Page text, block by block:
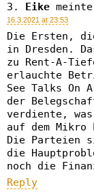
Eike
16.3.2021 at 23:53
Die Ersten,
in Dresden.
zu Rent-A-
erlauchte
See Talks On
der
verdiente,
auf dem
Die Parteien
die
noch die
Reply